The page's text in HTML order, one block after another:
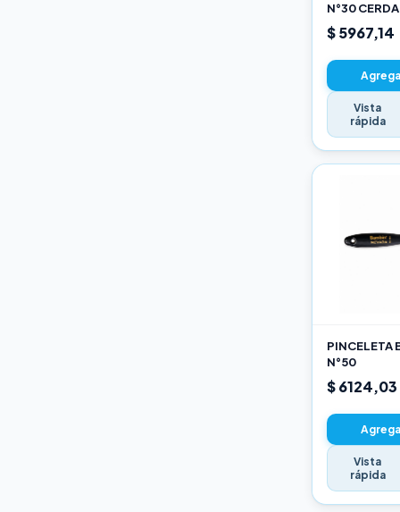
N°30
$ 5967,14
Vista
rápida
PINCELETA
N°50
$ 6124,03
Vista
rápida